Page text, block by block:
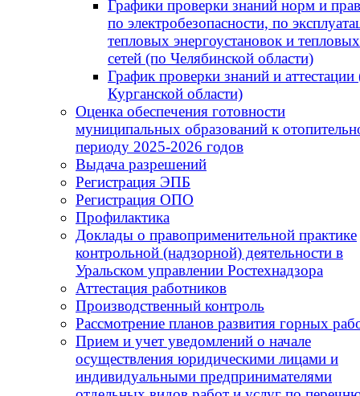
Графики проверки знаний норм и
по электробезопасности, по
тепловых энергоустановок и тепловых
сетей (по Челябинской области)
График проверки знаний и аттестации
Курганской области)
Оценка обеспечения готовности
муниципальных образований к
периоду 2025-2026 годов
Выдача разрешений
Регистрация ЭПБ
Регистрация ОПО
Профилактика
Доклады о правоприменительной практике
контрольной (надзорной) деятельности в
Уральском управлении Ростехнадзора
Аттестация работников
Производственный контроль
Рассмотрение планов развития горных
Прием и учет уведомлений о начале
осуществления юридическими лицами и
индивидуальными предпринимателями